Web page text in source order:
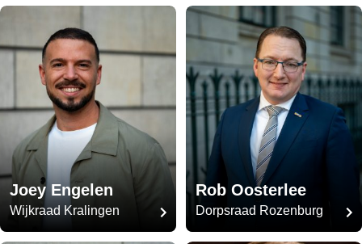
Joey Engelen
Wijkraad Kralingen
Rob Oosterlee
Dorpsraad Rozenburg